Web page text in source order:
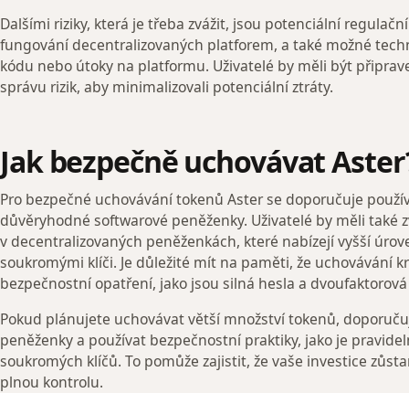
Dalšími riziky, která je třeba zvážit, jsou potenciální
fungování decentralizovaných platforem, a také možné
kódu nebo útoky na platformu. Uživatelé by měli být
správu rizik, aby minimalizovali potenciální ztráty.
Jak bezpečně uchovávat
Pro bezpečné uchovávání tokenů Aster se doporučuje
důvěryhodné softwarové peněženky. Uživatelé by měli také
v decentralizovaných peněženkách, které nabízejí vyšší
soukromými klíči. Je důležité mít na paměti, že uchovávání
bezpečnostní opatření, jako jsou silná hesla a
Pokud plánujete uchovávat větší množství tokenů,
peněženky a používat bezpečnostní praktiky, jako je
soukromých klíčů. To pomůže zajistit, že vaše investice
plnou kontrolu.